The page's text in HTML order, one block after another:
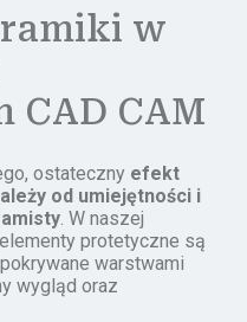
w
CAD CAM
ostateczny efekt
od umiejętności i
. W naszej
protetyczne są
warstwami
wygląd oraz